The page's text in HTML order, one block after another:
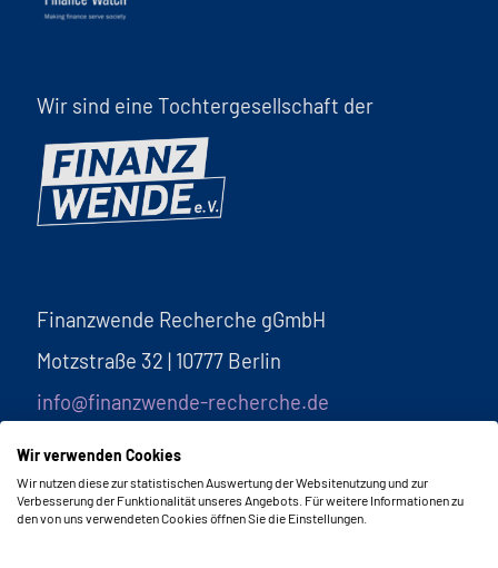
Wir sind eine Tochtergesellschaft der
Finanzwende Recherche gGmbH
Motzstraße 32 | 10777 Berlin
info@finanzwende-recherche.de
Wir verwenden Cookies
Wir nutzen diese zur statistischen Auswertung der Websitenutzung und zur
Verbesserung der Funktionalität unseres Angebots. Für weitere Informationen zu
den von uns verwendeten Cookies öffnen Sie die Einstellungen.